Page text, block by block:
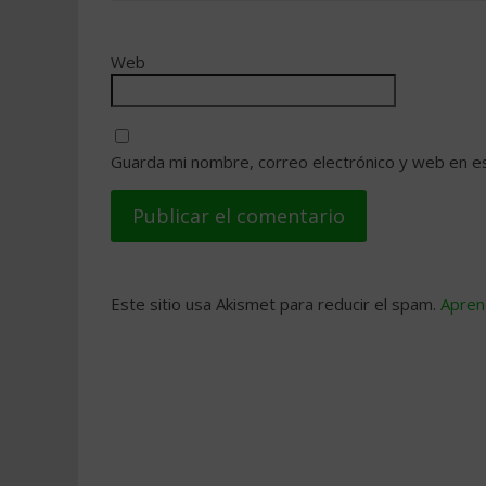
Web
Guarda mi nombre, correo electrónico y web en
Este sitio usa Akismet para reducir el spam.